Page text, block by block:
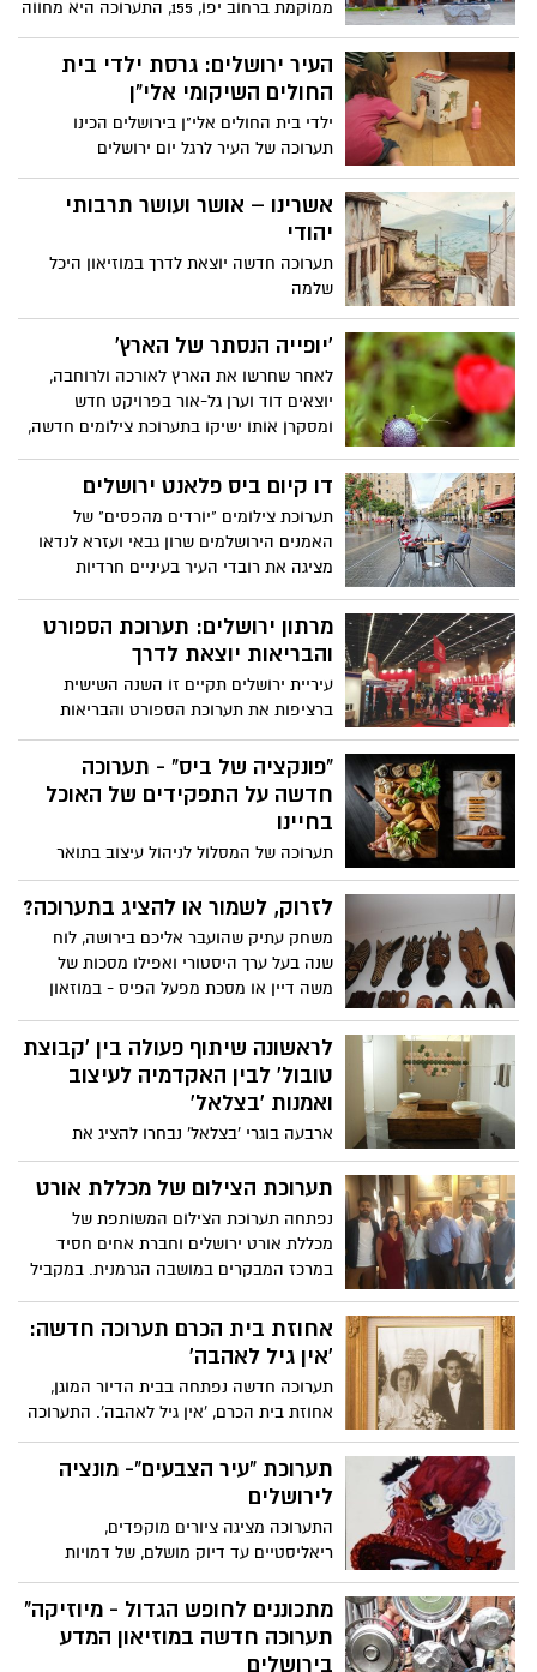
ממוקמת ברחוב יפו, 155, התערוכה היא מחווה
לגטו היהודי של וונציה שמציינים לו עתה 500
שנה
העיר ירושלים: גרסת ילדי בית
החולים השיקומי אלי"ן
ילדי בית החולים אלי"ן בירושלים הכינו
תערוכה של העיר לרגל יום ירושלים
אשרינו – אושר ועושר תרבותי
יהודי
תערוכה חדשה יוצאת לדרך במוזיאון היכל
שלמה
'יופייה הנסתר של הארץ'
לאחר שחרשו את הארץ לאורכה ולרוחבה,
יוצאים דוד וערן גל-אור בפרויקט חדש
ומסקרן אותו ישיקו בתערוכת צילומים חדשה,
השנים האחרונות
דו קיום ביס פלאנט ירושלים
תערוכת צילומים "יורדים מהפסים" של
האמנים הירושלמים שרון גבאי ועזרא לנדאו
מציגה את רובדי העיר בעיניים חרדיות
מרתון ירושלים: תערוכת הספורט
והבריאות יוצאת לדרך
עיריית ירושלים תקיים זו השנה השישית
ברציפות את תערוכת הספורט והבריאות
לקראת מרתון ווינר ירושלים הבינ"ל 2016
"פונקציה של ביס" - תערוכה
חדשה על התפקידים של האוכל
בחיינו
תערוכה של המסלול לניהול עיצוב בתואר
השני בבצלאל, שתיפתח היום (ה') בבית הנסן
– המרכז לעיצוב, מדיה וטכנולוגיה בירושלים,
ותימשך כשבועיים, מבקשת לטפל בתפקידים
שממלא האוכל בחיינו
לזרוק, לשמור או להציג בתערוכה?
משחק עתיק שהועבר אליכם בירושה, לוח
שנה בעל ערך היסטורי ואפילו מסכות של
משה דיין או מסכת מפעל הפיס - במוזאון
ייחודי במסגרתו יוצגו במוזאון חפצים ייחודיים
השמורים בבתים בישראל
לראשונה שיתוף פעולה בין 'קבוצת
טובול' לבין האקדמיה לעיצוב
ואמנות 'בצלאל'
ארבעה בוגרי 'בצלאל' נבחרו להציג את
עבודותיהם בתחום עיצוב קרמיקה וזכוכית,
באולם התצוגה החדש והיוקרתי של קבוצת
טובול במודיעין
תערוכת הצילום של מכללת אורט
נפתחה תערוכת הצילום המשותפת של
מכללת אורט ירושלים וחברת אחים חסיד
במרכז המבקרים במושבה הגרמנית. במקביל
10 להציג ברחבי ירושלים והפעם בקניון רמות
ירושלים
אחוזת בית הכרם תערוכה חדשה:
'אין גיל לאהבה'
תערוכה חדשה נפתחה בבית הדיור המוגן,
אחוזת בית הכרם, 'אין גיל לאהבה'. התערוכה
נפתחה בט"ו באב והיא מציגה מבחר של
תמונות ואת הסיפור האישי מאחוריהן
תערוכת “עיר הצבעים”- מונציה
לירושלים
התערוכה מציגה ציורים מוקפדים,
ריאליסטיים עד דיוק מושלם, של דמויות
ססגוניות מפסטיבל המסיכות בונציה, בתים
קטנים כקישוטים לאורך ה"קאנאל גראנדה",
ביד עדינה ואמונה של האמן יצחק דוידוביץ
מתכוננים לחופש הגדול - מיוזיקה"
תערוכה חדשה במוזיאון המדע
בירושלים